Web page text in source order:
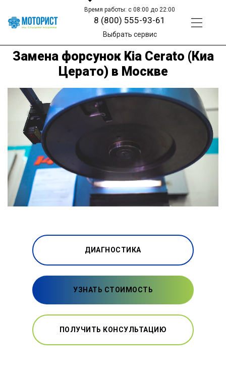
Время работы: с 08:00 до 22:00
8 (800) 555-93-61
Выбрать сервис
Замена форсунок Kia Cerato (Киа
Церато) в Москве
ДИАГНОСТИКА
УЗНАТЬ СТОИМОСТЬ
ПОЛУЧИТЬ КОНСУЛЬТАЦИЮ